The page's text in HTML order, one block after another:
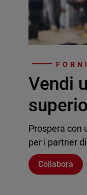
Vendi
Prospera con
per i partner
Collabora